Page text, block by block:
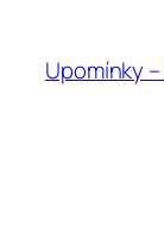
obsahUpomínky